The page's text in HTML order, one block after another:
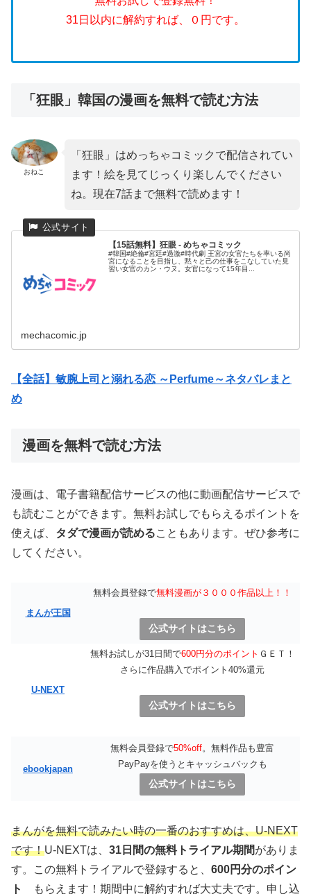
31日以内に解約すれば、０円です。
「狂眼」韓国の漫画を無料で読む方法
おねこ
「狂眼」はめっちゃコミックで配信されてい
ます！絵を見てじっくり楽しんでください
ね。現在7話まで無料で読めます！
【15話無料】狂眼 - めちゃコミック
#韓国#絶倫#宮廷#過激#時代劇 王宮の女官たちを率いる尚
宮になることを目指し、黙々と己の仕事をこなしていた見
習い女官のカン・ウヌ。女官になって15年目...
mechacomic.jp
【全話】敏腕上司と溺れる恋 ～Perfume～ネタバレまと
め
漫画を無料で読む方法
漫画は、電子書籍配信サービスの他に動画配信サービスで
も読むことができます。無料お試しでもらえるポイントを
使えば、 タダで漫画が読めることもあります。ぜひ参考に
してください。
まんが王国
無料会員登録で無料漫画が３０００作品以上！！
公式サイトはこちら
U-NEXT
無料お試しが31日間で600円分のポイント ＧＥＴ！
さらに作品購入でポイント40%還元
公式サイトはこちら
ebookjapan
無料会員登録で50%off。無料作品も豊富
PayPayを使うとキャッシュバックも
公式サイトはこちら
まんがを無料で読みたい時の一番のおすすめは、U-NEXT
です！U-NEXTは、 31日間の無料トライアル期間がありま
す。この無料トライアルで登録すると、 600円分のポイン
ト
もらえます！期間中に解約すれば大丈夫です。申し込